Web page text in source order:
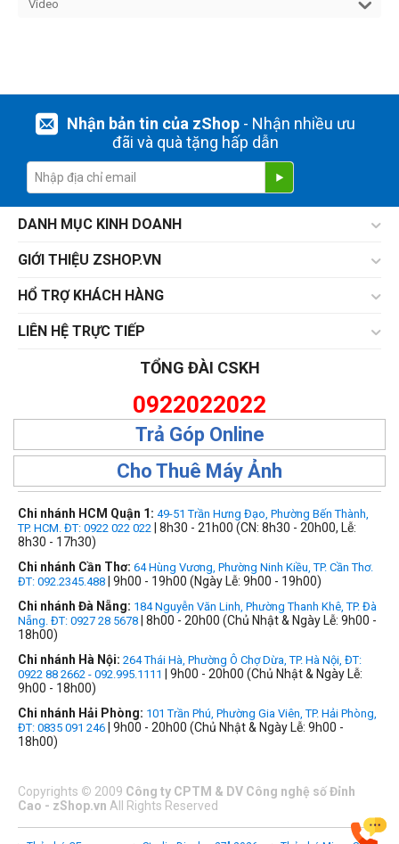
Video
Nhận bản tin của zShop- Nhận nhiều ưu
đãi và quà tặng hấp dẫn
DANH MỤC KINH DOANH
GIỚI THIỆU ZSHOP.VN
HỔ TRỢ KHÁCH HÀNG
LIÊN HỆ TRỰC TIẾP
TỔNG ĐÀI CSKH
0922022022
Trả Góp Online
Cho Thuê Máy Ảnh
Chi nhánh HCM Quận 1: 49-51 Trần Hưng Đạo, Phường Bến Thành,
TP. HCM. ĐT: 0922 022 022 | 8h30 - 21h00 (CN: 8h30 - 20h00, Lễ:
8h30 - 17h30)
Chi nhánh Cần Thơ: 64 Hùng Vương, Phường Ninh Kiều, TP. Cần Thơ.
ĐT: 092.2345.488 | 9h00 - 19h00 (Ngày Lễ: 9h00 - 19h00)
Chi nhánh Đà Nẵng: 184 Nguyễn Văn Linh, Phường Thanh Khê, TP. Đà
Nẵng. ĐT: 0927 28 5678 | 8h00 - 20h00 (Chủ Nhật & Ngày Lễ: 9h00 -
18h00)
Chi nhánh Hà Nội: 264 Thái Hà, Phường Ô Chợ Dừa, TP. Hà Nội, ĐT:
0922 88 2662 - 092.995.1111
| 9h00 - 20h00 (Chủ Nhật & Ngày Lễ:
9h00 - 18h00)
Chi nhánh Hải Phòng: 101 Trần Phú, Phường Gia Viên, TP. Hải Phòng,
ĐT: 0835 091 246 | 9h00 - 20h00 (Chủ Nhật & Ngày Lễ: 9h00 -
18h00)
Copyrights © 2009 Công ty CPTM & DV Công nghệ số Đỉnh
Cao - zShop.vn All Rights Reserved